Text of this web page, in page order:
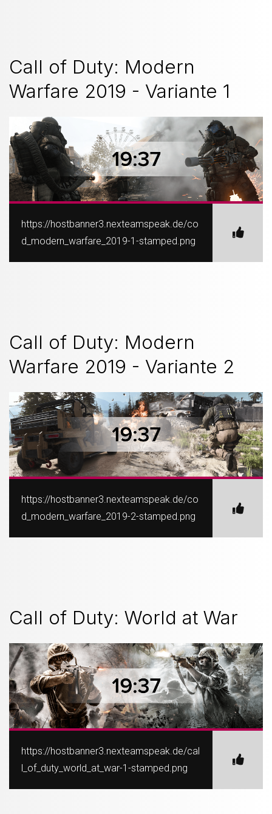
Call of Duty: Modern
Warfare 2019 - Variante 1
https://hostbanner3.nexteamspeak.de/co
d_modern_warfare_2019-1-stamped.png
Call of Duty: Modern
Warfare 2019 - Variante 2
https://hostbanner3.nexteamspeak.de/co
d_modern_warfare_2019-2-stamped.png
Call of Duty: World at War
https://hostbanner3.nexteamspeak.de/cal
l_of_duty_world_at_war-1-stamped.png